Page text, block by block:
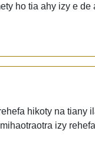
ho tia ahy izy e
hikoty na tiany
izy